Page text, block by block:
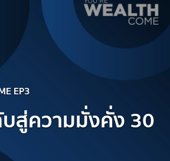
EP3
บสู่ความมั่งคั่ง 30